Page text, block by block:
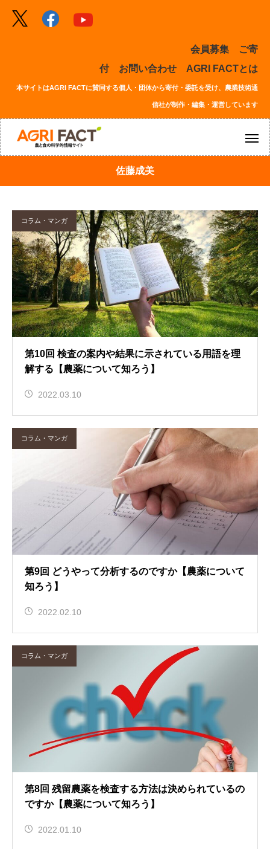
会員募集
ご寄
付
お問い合わせ AGRI FACTとは
本サイトはAGRI FACTに賛同する個人・団体から寄付・委託を受け、農業技術通
信社が制作・編集・運営しています
佐藤成美
コラム・マンガ
第10回 検査の案内や結果に示されている用語を理
解する【農薬について知ろう】
2022.03.10
コラム・マンガ
第9回 どうやって分析するのですか【農薬について
知ろう】
2022.02.10
コラム・マンガ
第8回 残留農薬を検査する方法は決められているの
ですか【農薬について知ろう】
2022.01.10